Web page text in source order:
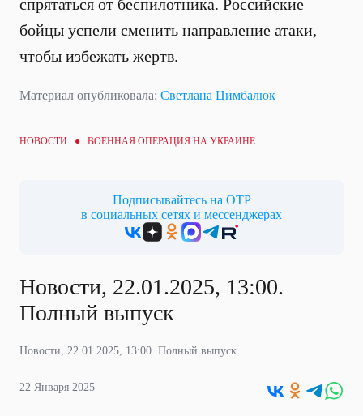
спрятаться от беспилотника. Российские
бойцы успели сменить направление атаки,
чтобы избежать жертв.
Материал опубликовала: Светлана Цимбалюк
НОВОСТИ ● ВОЕННАЯ ОПЕРАЦИЯ НА УКРАИНЕ
Подписывайтесь на ОТР
в социальных сетях и мессенджерах
Новости, 22.01.2025, 13:00.
Полный выпуск
Новости, 22.01.2025, 13:00. Полный выпуск
22 Января 2025